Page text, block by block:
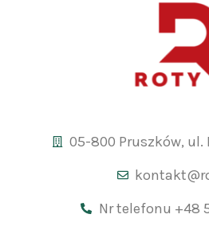
05-800 Pruszków, ul.
Nr telefonu +48